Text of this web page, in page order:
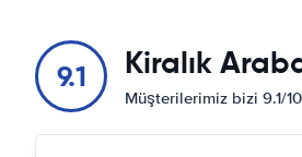
9.1 Kiralık
Müşterilerimiz bizi 9.1/